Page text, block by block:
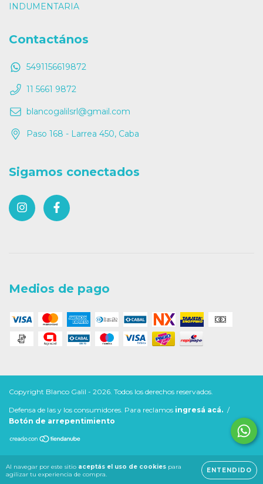
Al navegar por este sitio aceptás el uso de cookies para
agilizar tu experiencia de compra.
ENTENDIDO
INDUMENTARIA
Contactános
5491156619872
11 5661 9872
blancogalilsrl@gmail.com
Paso 168 - Larrea 450, Caba
Sigamos conectados
Medios de pago
Copyright Blanco Galil - 2026. Todos los derechos reservados.
Defensa de las y los consumidores. Para reclamos ingresá acá. /
Botón de arrepentimiento